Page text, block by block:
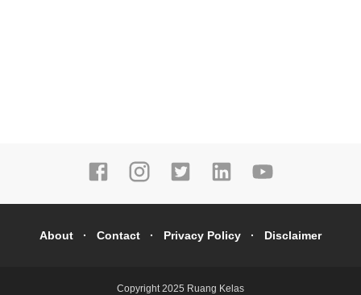
About Contact Privacy Policy Disclaimer
Copyright 2025 Ruang Kelas